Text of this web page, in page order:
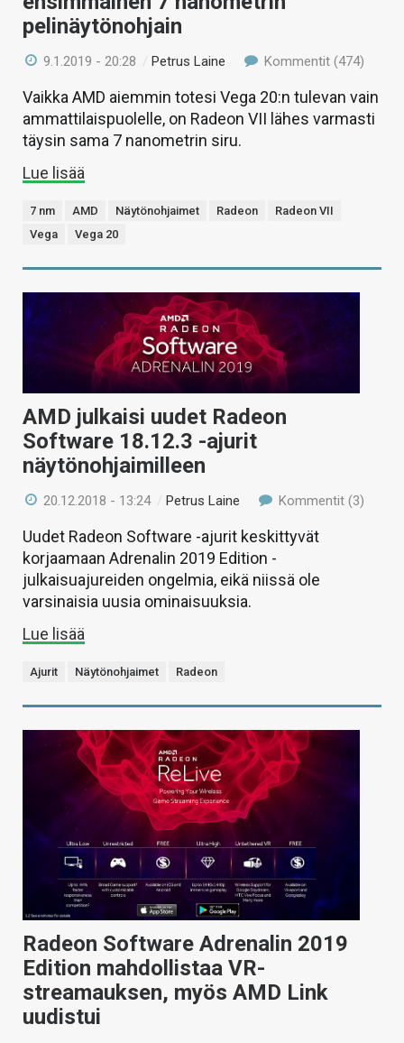
pelinäytönohjain
9.1.2019 - 20:28 /Petrus Laine Kommentit (474)
Vaikka AMD aiemmin totesi Vega 20:n tulevan vain
ammattilaispuolelle, on Radeon VII lähes varmasti
täysin sama 7 nanometrin siru.
Lue lisää
7 nm AMD Näytönohjaimet Radeon
Radeon VII
Vega
Vega 20
AMD julkaisi uudet Radeon
Software 18.12.3 -ajurit
näytönohjaimilleen
20.12.2018 - 13:24 / Petrus Laine Kommentit (3)
Uudet Radeon Software -ajurit keskittyvät
korjaamaan Adrenalin 2019 Edition -
julkaisuajureiden ongelmia, eikä niissä ole
varsinaisia uusia ominaisuuksia.
Lue lisää
Ajurit Näytönohjaimet Radeon
Radeon Software Adrenalin 2019
Edition mahdollistaa VR-
streamauksen, myös AMD Link
uudistui